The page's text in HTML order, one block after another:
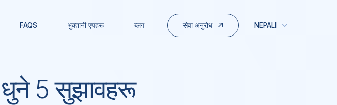
FAQS भुक्तानी एपहरू ब्लग सेवा अनुरोध NEPALI
धुने 5 सुझावहरू